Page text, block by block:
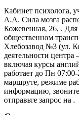
Кабинет психолога,
А.А. Сила мозга
Кожевенная, 26, . Для
общественном
Хлебозавод №3 (ул.
деятельности
включая курсы
работает до Пн
маршруте, режиме
информацию,
отправьте запрос на .